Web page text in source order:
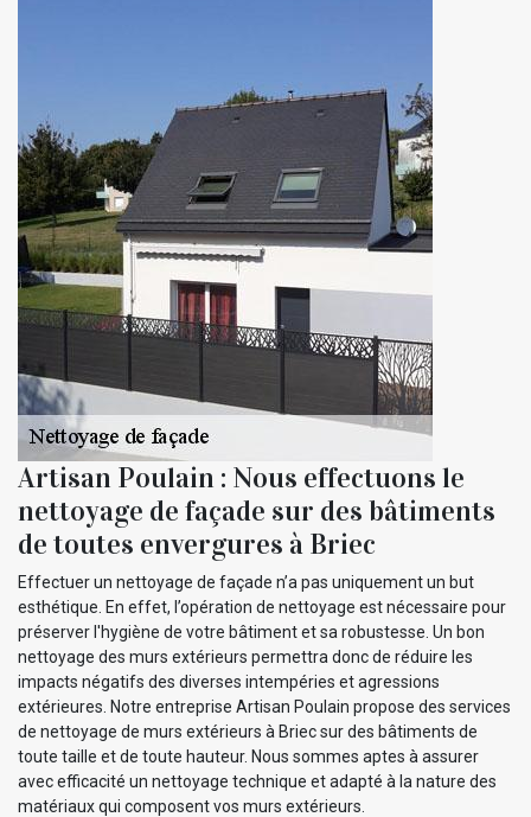
Artisan Poulain : Nous effectuons le
nettoyage de façade sur des bâtiments
de toutes envergures à Briec
Effectuer un nettoyage de façade n’a pas uniquement un but
esthétique. En effet, l’opération de nettoyage est nécessaire pour
préserver l'hygiène de votre bâtiment et sa robustesse. Un bon
nettoyage des murs extérieurs permettra donc de réduire les
impacts négatifs des diverses intempéries et agressions
extérieures. Notre entreprise Artisan Poulain propose des services
de nettoyage de murs extérieurs à Briec sur des bâtiments de
toute taille et de toute hauteur. Nous sommes aptes à assurer
avec efficacité un nettoyage technique et adapté à la nature des
matériaux qui composent vos murs extérieurs.